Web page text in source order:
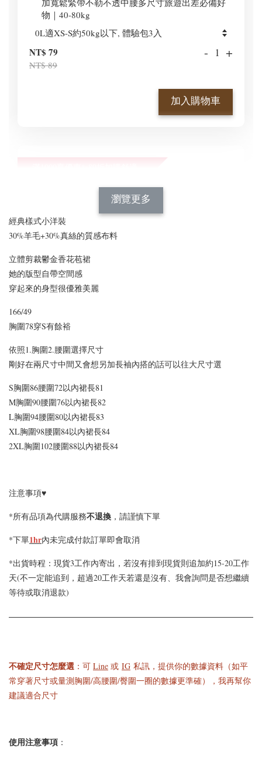
物｜40-80kg
NT$ 79
NT$ 89
- +
加入購物車
的舒適好手感*經典百
衣BraTop｜3色*3尺寸
NT$ 523
NT$ 588
-
寸
瀏覽更多
經典樣式小洋裝
30%羊毛+30%真絲的質感布料
立體剪裁鬱金香花苞裙
她的版型自帶空間感
穿起來的身型很優雅美麗
166/49
胸圍78穿S有餘裕
依照1.胸圍2.腰圍選擇尺寸
剛好在兩尺寸中間又會想另加長袖內搭的話可以往大尺寸選
S胸圍86腰圍72以內裙長81
M胸圍90腰圍76以內裙長82
L胸圍94腰圍80以內裙長83
XL胸圍98腰圍84以內裙長84
2XL胸圍102腰圍88以內裙長84
注意事項♥
*所有品項為代購服務不退換 ，請謹慎下單
*下單1hr內未完成付款訂單即會取消
*出貨時程：現貨3工作內寄出，若沒有排到現貨則追加約15-20工作
天(不一定能追到，超過20工作天若還是沒有、我會詢問是否想繼續
等待或取消退款)
不確定尺寸怎麼選 ：可 Line 或 IG 私訊，提供你的數據資料（如平
常穿著尺寸或量測胸圍/高腰圍/臀圍一圈的數據更準確），我再幫你
建議適合尺寸
使用注意事項 ：